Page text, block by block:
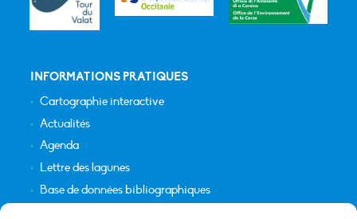
INFORMATIONS PRATIQUES
Cartographie interactive
Actualités
Agenda
Lettre des lagunes
Base de données bibliographiques